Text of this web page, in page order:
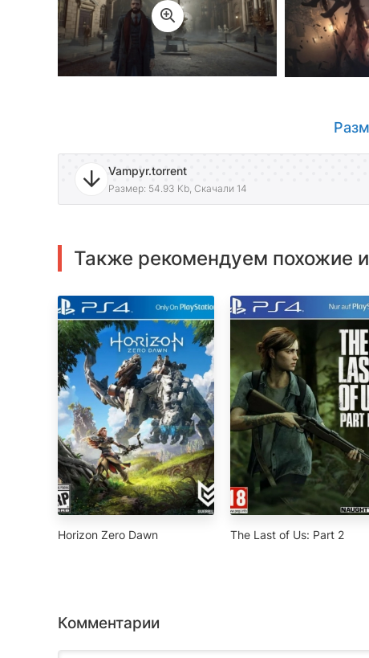
Vampyr.torrent
Размер: 54.93 Kb, Скачали 14
Также рекомендуем похожие
Horizon Zero Dawn The Last of Us: Part 2
Комментарии